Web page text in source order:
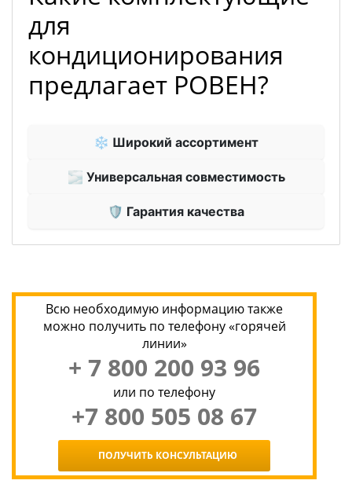
для
кондиционирования
предлагает РОВЕН?
❄ Широкий ассортимент
🌫 Универсальная совместимость
🛡 Гарантия качества
Всю необходимую информацию также
можно получить по телефону «горячей
линии»
+ 7 800 200 93 96
или по телефону
+7 800 505 08 67
ПОЛУЧИТЬ КОНСУЛЬТАЦИЮ